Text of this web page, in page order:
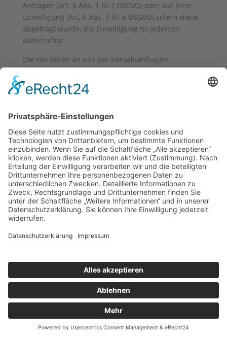
Anfragen (Art. 6 Abs. 1 lit. f DSGVO) oder auf Ihrer
Einwilligung (Art. 6 Abs. 1 lit. a DSGVO) sofern diese
abgefragt wurde; die Einwilligung ist jederzeit
widerrufbar.
Die von Ihnen an uns per Kontaktanfragen
übersandten Daten verbleiben bei uns, bis Sie uns
zur Löschung auffordern, Ihre Einwilligung zur
Speicherung widerrufen oder der Zweck für die
abgeschlossener Bearbeitung Ihres Anliegens).
Zwingende gesetzliche Bestimmungen –
insbesondere gesetzliche Aufbewahrungsfristen –
bleiben unberührt.
5. Soziale Medien
Social-Media-Elemente mit Shariff
Auf dieser Website werden Elemente von sozialen
Pinterest, XING, LinkedIn, Tumblr).
Die Social-Media-Elemente können Sie in der Regel
anhand der jeweiligen Social-Media-Logos erkennen.
Um den Datenschutz auf dieser Website zu
gewährleisten, verwenden wir diese Elemente nur
zusammen mit der sogenannten „Shariff“-Lösung.
Diese Anwendung verhindert, dass die auf dieser
Website integrierten Social-Media-Elemente Ihre